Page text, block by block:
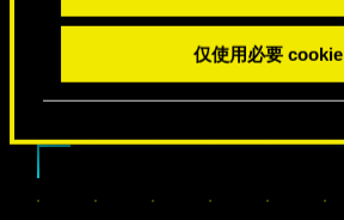
仅使用必要 cookie